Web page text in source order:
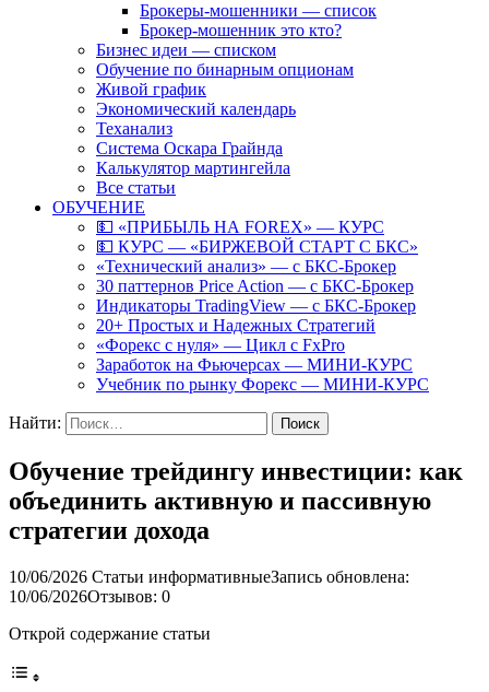
Брокеры-мошенники — список
Брокер-мошенник это кто?
Бизнес идеи — списком
Обучение по бинарным опционам
Живой график
Экономический календарь
Теханализ
Система Оскара Грайнда
Калькулятор мартингейла
Все статьи
ОБУЧЕНИЕ
💵 «ПРИБЫЛЬ НА FOREX» — КУРС
💵 КУРС — «БИРЖЕВОЙ СТАРТ С БКС»
«Технический анализ» — с БКС-Брокер
30 паттернов Price Action — с БКС-Брокер
Индикаторы TradingView — с БКС-Брокер
20+ Простых и Надежных Стратегий
«Форекс с нуля» — Цикл с FxPro
Заработок на Фьючерсах — МИНИ-КУРС
Учебник по рынку Форекс — МИНИ-КУРС
Найти:
Обучение трейдингу инвестиции: как
объединить активную и пассивную
стратегии дохода
10/06/2026 Статьи информативныеЗапись обновлена:
10/06/2026Отзывов: 0
Открой содержание статьи